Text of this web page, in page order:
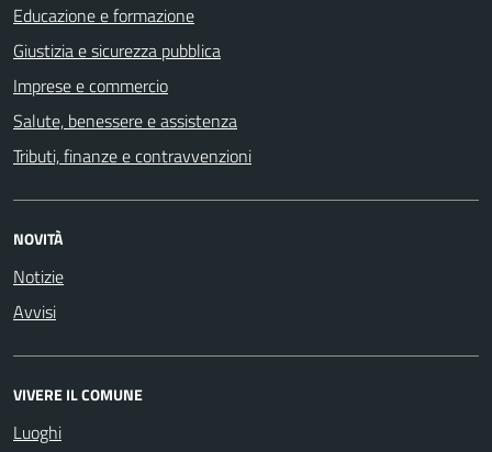
Educazione e formazione
Giustizia e sicurezza pubblica
Imprese e commercio
Salute, benessere e assistenza
Tributi, finanze e contravvenzioni
NOVITÀ
Notizie
Avvisi
VIVERE IL COMUNE
Luoghi